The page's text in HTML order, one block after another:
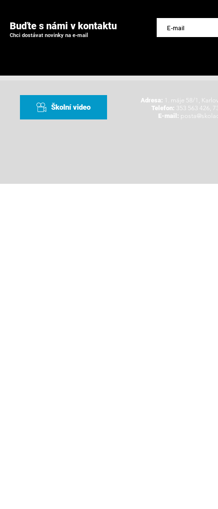
Buďte s námi v kontaktu
Chci dostávat novinky na e-mail
Školní video
Adresa: 1. máje 58/1,
Telefon: 353 563 426,
E-mail: